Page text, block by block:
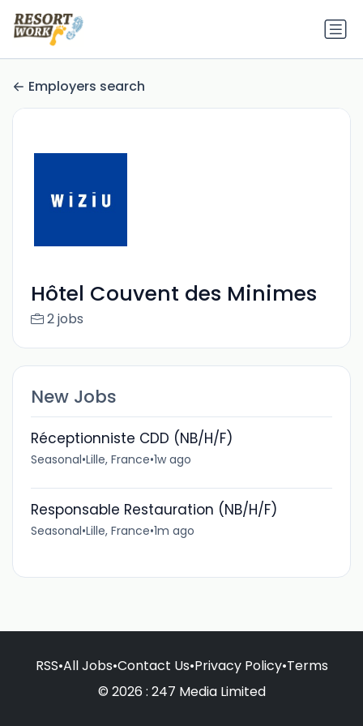
Employers search
Hôtel Couvent des Minimes
2 jobs
New Jobs
Réceptionniste CDD (NB/H/F)
Seasonal•Lille, France•1w ago
Responsable Restauration (NB/H/F)
Seasonal•Lille, France•1m ago
RSS•All Jobs•Contact Us•Privacy Policy•Terms
© 2026 : 247 Media Limited